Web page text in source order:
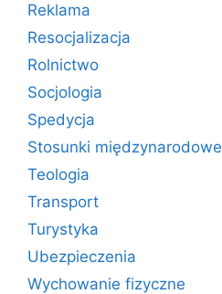
Reklama
Resocjalizacja
Rolnictwo
Socjologia
Spedycja
Stosunki międzynarodowe
Teologia
Transport
Turystyka
Ubezpieczenia
Wychowanie fizyczne